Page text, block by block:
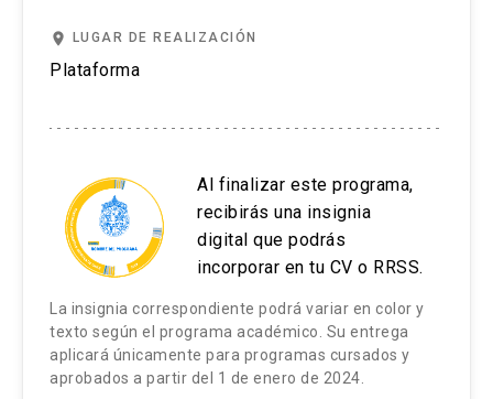
place LUGAR DE REALIZACIÓN
Plataforma
Al finalizar este programa,
recibirás una insignia
digital que podrás
incorporar en tu CV o RRSS.
La insignia correspondiente podrá variar en color y
texto según el programa académico. Su entrega
aplicará únicamente para programas cursados y
aprobados a partir del 1 de enero de 2024.